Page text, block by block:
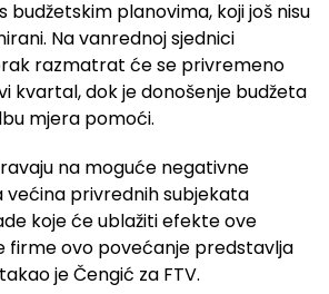
budžetskim planovima, koji još nisu
Na vanrednoj sjednici
razmatrat će se privremeno
kvartal, dok je donošenje budžeta
mjera pomoći.
na moguće negativne
većina privrednih subjekata
koje će ublažiti efekte ove
firme ovo povećanje predstavlja
je Čengić za FTV.